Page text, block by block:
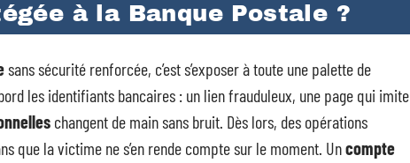
à la Banque Postale ?
sans sécurité renforcée, c’est s’exposer à toute une palette de
les identifiants bancaires : un lien frauduleux, une page qui imite
changent de main sans bruit. Dès lors, des opérations
que la victime ne s’en rende compte sur le moment. Uncompte